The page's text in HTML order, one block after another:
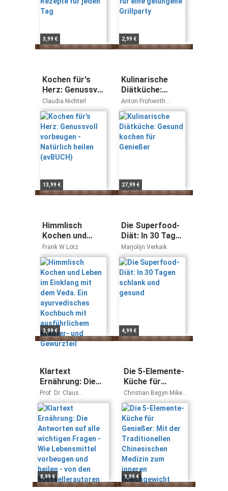
3,99 € 2,99 €
Kochen für's
Herz: Genussvoll
vorbeugen -
Natürlich heilen
(avBUCH)
Claudia Nichterl
13,99 €
Kulinarische
Diätküche:
Gesund kochen
für Genießer
Anton Frühwirth
Andrea Hofbauer
27,99 €
Himmlisch
Kochen und
Leben im
Einklang mit
dem Veda. Ein
ayurvedisches
Kochbuch mit
ausführlichem
Kräuter- und
Gewürzteil
Frank W Lotz
3,99 €
Die Superfood-
Diät: In 30 Tagen
schlank und
gesund
Marjolijn Verkaik
4,99 €
Klartext
Ernährung: Die
Antworten auf
alle wichtigen
Fragen - Wie
Lebensmittel
vorbeugen und
heilen - von den
Bestsellerautoren
Prof. Dr. Claus
Leitzmann Dr. med. Petra
Bracht
8,99 €
Die 5-Elemente-
Küche für
Genießer: Mit
der
Traditionellen
Chinesischen
Medizin zum
inneren
Gleichgewicht
Christian Begyn Mike
Morell
9,99 €